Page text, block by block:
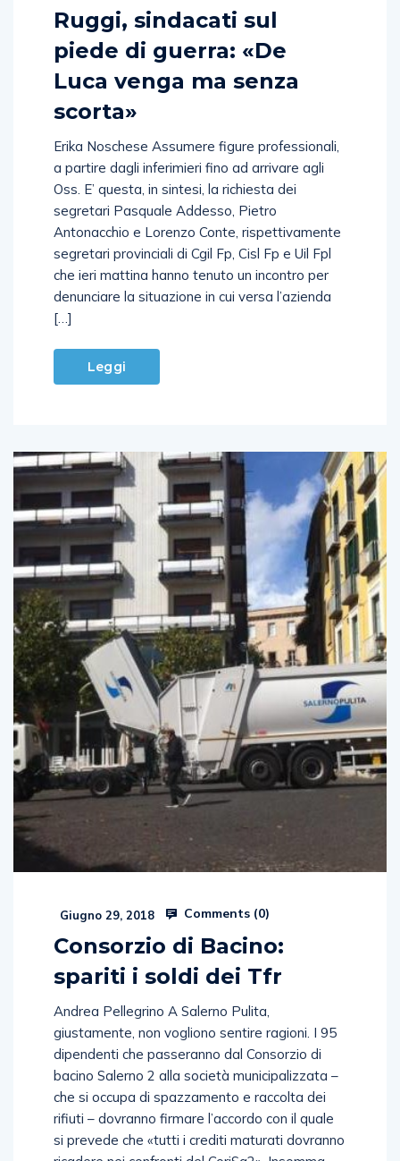
Ruggi, sindacati sul
piede di guerra: «De
Luca venga ma senza
scorta»
Erika Noschese Assumere figure professionali,
a partire dagli inferimieri fino ad arrivare agli
Oss. E’ questa, in sintesi, la richiesta dei
segretari Pasquale Addesso, Pietro
Antonacchio e Lorenzo Conte, rispettivamente
segretari provinciali di Cgil Fp, Cisl Fp e Uil Fpl
che ieri mattina hanno tenuto un incontro per
denunciare la situazione in cui versa l’azienda
[…]
Leggi
Giugno 29, 2018 Comments (0)
Consorzio di Bacino:
spariti i soldi dei Tfr
Andrea Pellegrino A Salerno Pulita,
giustamente, non vogliono sentire ragioni. I 95
dipendenti che passeranno dal Consorzio di
bacino Salerno 2 alla società municipalizzata –
che si occupa di spazzamento e raccolta dei
rifiuti – dovranno firmare l’accordo con il quale
si prevede che «tutti i crediti maturati dovranno